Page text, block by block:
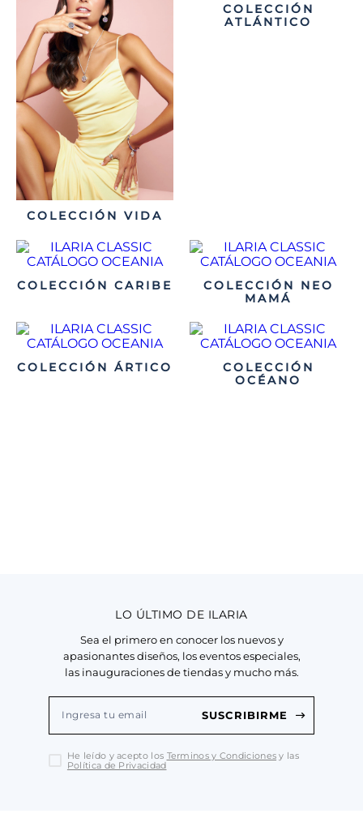
COLECCIÓN VIDA
COLECCIÓN
ATLÁNTICO
COLECCIÓN CARIBE
COLECCIÓN NEO
MAMÁ
COLECCIÓN ÁRTICO
COLECCIÓN
OCÉANO
LO ÚLTIMO DE ILARIA
Sea el primero en conocer los nuevos y
apasionantes diseños, los eventos especiales,
las inauguraciones de tiendas y mucho más.
SUSCRIBIRME
He leído y acepto los Terminos y Condiciones y las
Política de Privacidad